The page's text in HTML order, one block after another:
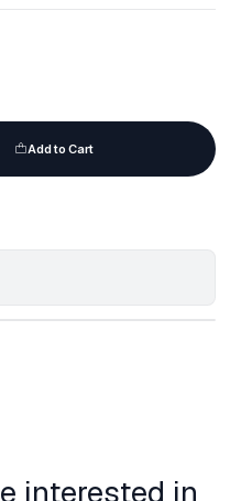
Add to Cart
interested in